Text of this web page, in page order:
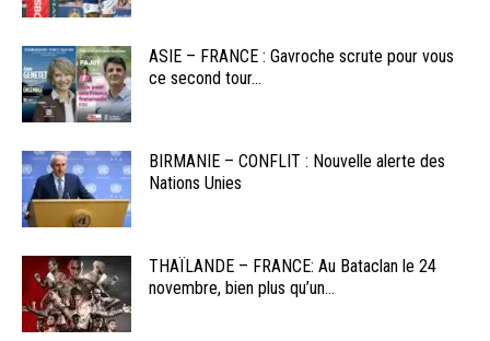
ASIE – FRANCE : Gavroche scrute pour vous
ce second tour...
BIRMANIE – CONFLIT : Nouvelle alerte des
Nations Unies
THAÏLANDE – FRANCE: Au Bataclan le 24
novembre, bien plus qu’un...